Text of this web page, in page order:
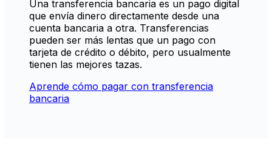
Una transferencia bancaria es un pago digital
que envía dinero directamente desde una
cuenta bancaria a otra. Transferencias
pueden ser más lentas que un pago con
tarjeta de crédito o débito, pero usualmente
tienen las mejores tazas.
Aprende cómo pagar con transferencia
bancaria